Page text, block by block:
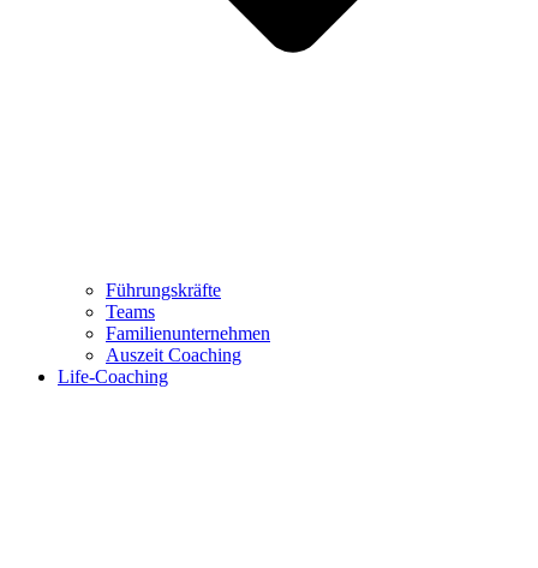
Führungskräfte
Teams
Familienunternehmen
Auszeit Coaching
Life-Coaching